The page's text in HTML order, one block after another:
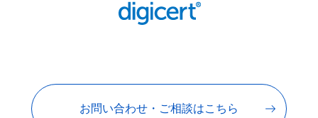
お問い合わせ・ご相談はこちら